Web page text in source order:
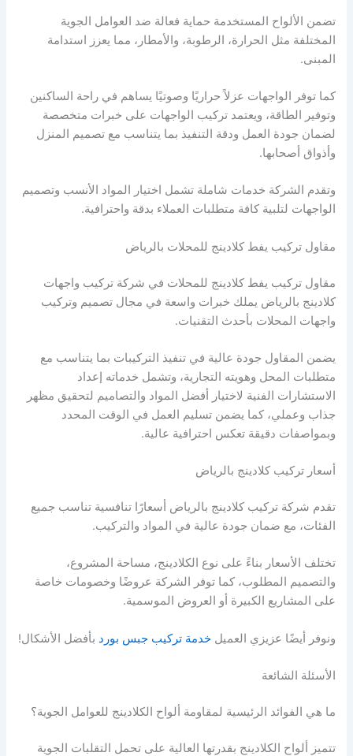
تضمن الألواح المستخدمة حماية فعالة ضد العوامل الجوية
المختلفة مثل الحرارة، الرطوبة، والأمطار، مما يعزز استدامة
المبنى.
كما توفر الواجهات عزلاً حراريًا وصوتيًا يساهم في راحة الساكنين
وتوفير الطاقة، ويعتمد تركيب الواجهات على خبرات متخصصة
لضمان جودة العمل ودقة التنفيذ بما يتناسب مع تصميم المنزل
وأذواق أصحابها.
وتقدم الشركة خدمات شاملة تشمل اختيار المواد الأنسب وتصميم
الواجهات لتلبية كافة متطلبات العملاء بدقة واحترافية.
مقاول تركيب يفط كلادينج للمحلات بالرياض
مقاول تركيب يفط كلادينج للمحلات في شركة تركيب واجهات
كلادينج بالرياض يملك خبرات واسعة في مجال تصميم وتركيب
واجهات المحلات بأحدث التقنيات.
يضمن المقاول جودة عالية في تنفيذ التركيبات بما يتناسب مع
متطلبات المحل وهويته التجارية، وتشمل خدماته إعداد
الاستشارات الفنية لاختيار أفضل المواد والتصاميم لتحقيق مظهر
جذاب وعملي، كما يضمن تسليم العمل في الوقت المحدد
وبمواصفات دقيقة تعكس احترافية عالية.
أسعار تركيب كلادينج بالرياض
تقدم شركة تركيب كلادينج بالرياض أسعارًا تنافسية تناسب جميع
الفئات، مع ضمان جودة عالية في المواد والتركيب.
تختلف الأسعار بناءً على نوع الكلادينج، مساحة المشروع،
والتصميم المطلوب، كما توفر الشركة عروضًا وخصومات خاصة
على المشاريع الكبيرة أو العروض الموسمية.
ونوفر أيضًا عزيزي العميلخدمة تركيب جبس بورد بأفضل الأشكال!
الأسئلة الشائعة
ما هي الفوائد الرئيسية لمقاومة ألواح الكلادينج للعوامل الجوية؟
تتميز ألواح الكلادينج بقدرتها العالية على تحمل التقلبات الجوية